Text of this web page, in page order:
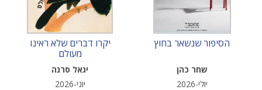
הסיפור שנשאר בחוץ
שחר כהן
יולי-2026
יקרו דברים שלא ראינו
מעולם
יגאל סרנה
יוני-2026